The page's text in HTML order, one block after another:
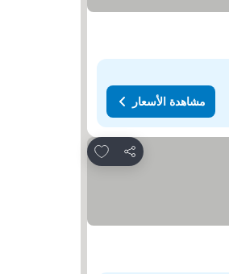
مشاهدة الأسعار
مشاركة
Add to favorites